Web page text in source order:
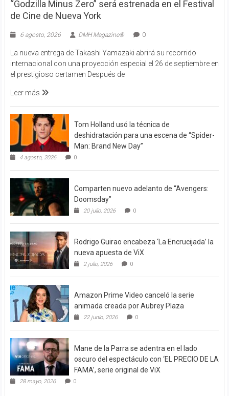
“Godzilla Minus Zero” será estrenada en el Festival
de Cine de Nueva York
6 agosto, 2026 DMH Magazine® 0
La nueva entrega de Takashi Yamazaki abrirá su recorrido
internacional con una proyección especial el 26 de septiembre en
el prestigioso certamen Después de
Leer más
Tom Holland usó la técnica de
deshidratación para una escena de “Spider-
Man: Brand New Day”
4 agosto, 2026 0
Comparten nuevo adelanto de “Avengers:
Doomsday”
20 julio, 2026 0
Rodrigo Guirao encabeza ‘La Encrucijada’ la
nueva apuesta de ViX
2 julio, 2026 0
Amazon Prime Video canceló la serie
animada creada por Aubrey Plaza
22 junio, 2026 0
Mane de la Parra se adentra en el lado
oscuro del espectáculo con ‘EL PRECIO DE LA
FAMA’, serie original de ViX
28 mayo, 2026 0